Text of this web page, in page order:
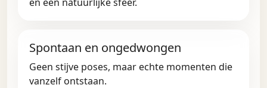
Spontaan en ongedwongen
Geen stijve poses, maar echte momenten die
vanzelf ontstaan.